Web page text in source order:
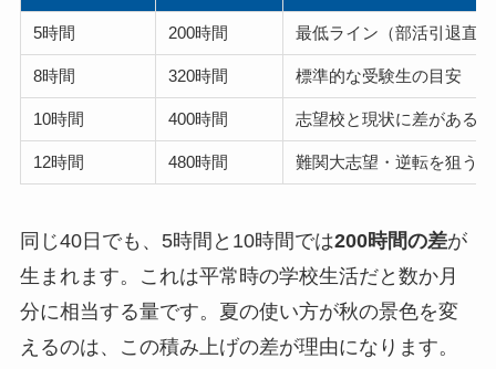
5時間 200時間 最低ライン（部活引退直
8時間 320時間 標準的な受験生の目安
10時間 400時間 志望校と現状に差がある
12時間 480時間 難関大志望・逆転を狙う人
同じ40日でも、5時間と10時間では200時間の差が
生まれます。これは平常時の学校生活だと数か月
分に相当する量です。夏の使い方が秋の景色を変
えるのは、この積み上げの差が理由になります。